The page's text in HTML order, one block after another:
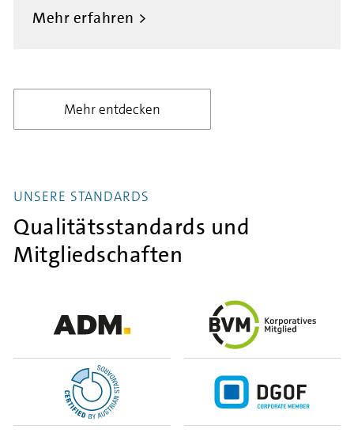
Mehr erfahren
Mehr entdecken
UNSERE STANDARDS
Qualitätsstandards und
Mitgliedschaften